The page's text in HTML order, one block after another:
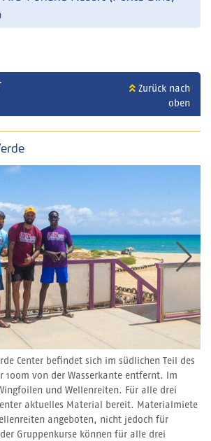
Zurück nach
oben
Center befindet sich im südlichen Teil des
100m von der Wasserkante entfernt. Im
und Wellenreiten. Für alle drei
aktuelles Material bereit. Materialmiete
angeboten, nicht jedoch für
Gruppenkurse können für alle drei